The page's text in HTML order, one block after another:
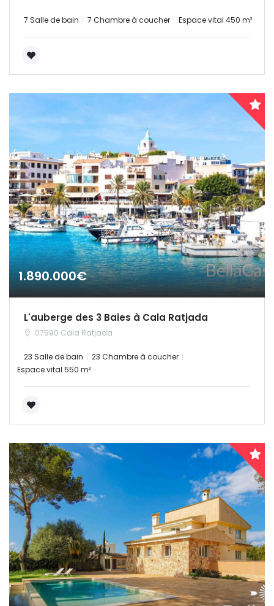
7 Salle de bain 7 Chambre à coucher Espace vital 450 m²
1.890.000€
L'auberge des 3 Baies à Cala Ratjada
07590 Cala Ratjada
23 Salle de bain
23 Chambre à coucher
Espace vital 550 m²